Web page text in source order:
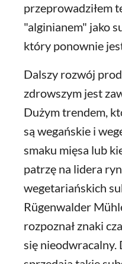
przeprowadziłem
"alginianem" jako
który ponownie
Dalszy rozwój
zdrowszym jest
Dużym trendem,
są wegańskie i
smaku mięsa lub
patrzę na lidera
wegetariańskich
Rügenwalder
rozpoznał znaki
się nieodwracalny.